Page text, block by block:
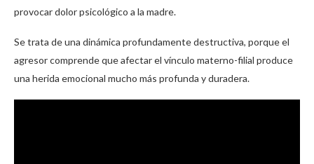
provocar dolor psicológico a la madre.
Se trata de una dinámica profundamente destructiva, porque el
agresor comprende que afectar el vínculo materno-filial produce
una herida emocional mucho más profunda y duradera.